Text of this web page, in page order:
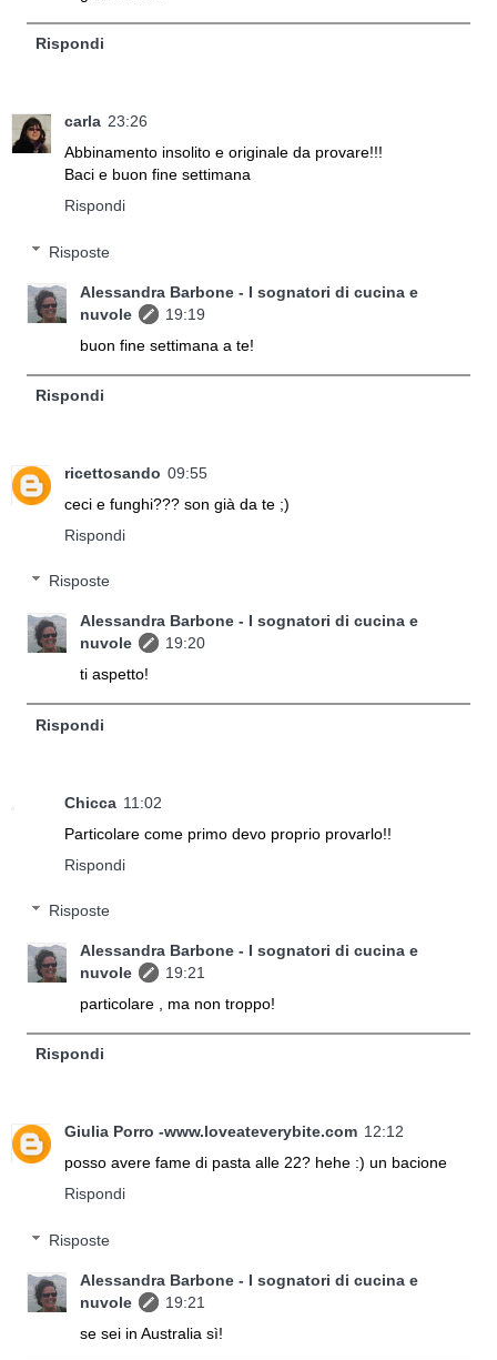
Rispondi
carla 23:26
Abbinamento insolito e originale da provare!!!
Baci e buon fine settimana
Rispondi
Risposte
Alessandra Barbone - I sognatori di cucina e
nuvole
19:19
buon fine settimana a te!
Rispondi
ricettosando 09:55
ceci e funghi??? son già da te ;)
Rispondi
Risposte
Alessandra Barbone - I sognatori di cucina e
nuvole
19:20
ti aspetto!
Rispondi
Chicca 11:02
Particolare come primo devo proprio provarlo!!
Rispondi
Risposte
Alessandra Barbone - I sognatori di cucina e
nuvole
19:21
particolare , ma non troppo!
Rispondi
Giulia Porro -www.loveateverybite.com 12:12
posso avere fame di pasta alle 22? hehe :) un bacione
Rispondi
Risposte
Alessandra Barbone - I sognatori di cucina e
nuvole
19:21
se sei in Australia sì!